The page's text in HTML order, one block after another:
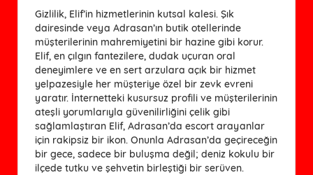
Gizlilik, Elif’in hizmetlerinin kutsal kalesi. Şık
dairesinde veya Adrasan’ın butik otellerinde
müşterilerinin mahremiyetini bir hazine gibi korur.
Elif, en çılgın fantezilere, dudak uçuran oral
deneyimlere ve en sert arzulara açık bir hizmet
yelpazesiyle her müşteriye özel bir zevk evreni
yaratır. İnternetteki kusursuz profili ve müşterilerinin
ateşli yorumlarıyla güvenilirliğini çelik gibi
sağlamlaştıran Elif, Adrasan’da escort arayanlar
için rakipsiz bir ikon. Onunla Adrasan’da geçireceğin
bir gece, sadece bir buluşma değil; deniz kokulu bir
ilçede tutku ve şehvetin birleştiği bir serüven.